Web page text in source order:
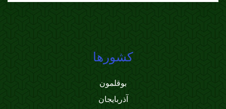
کشورها
بوقلمون
آذربایجان